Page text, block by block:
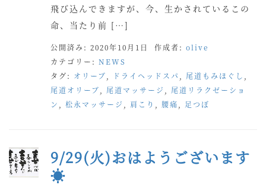
飛び込んできますが、今、生かされているこの
命、当たり前 […]
公開済み: 2020年10月1日 作成者: olive
カテゴリー: NEWS
タグ: オリーブ ドライヘッドスパ 尾道もみほぐし
尾道オリーブ
尾道マッサージ
尾道リラクゼーショ
ン
松永マッサージ 肩こり 腰痛 足つぼ
9/29(火)おはようございます
☀